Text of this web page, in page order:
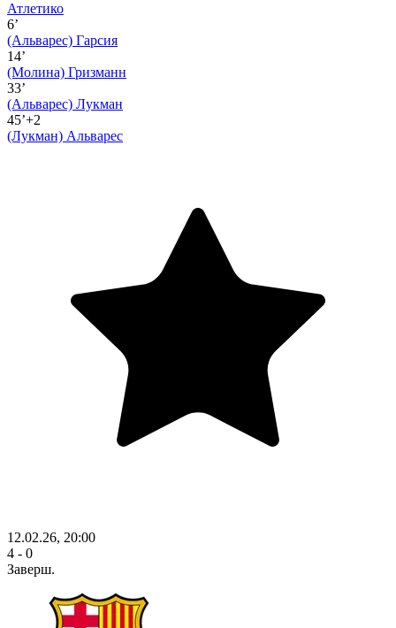
Атлетико
6’
(Альварес) Гарсия
14’
(Молина) Гризманн
33’
(Альварес) Лукман
45’+2
(Лукман) Альварес
12.02.26, 20:00
4 - 0
Заверш.